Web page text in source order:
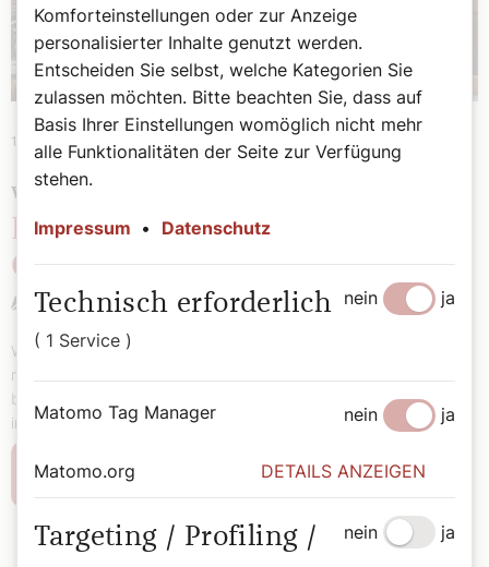
15. Jänner 2026 | Weltkirche
WELTVERFOLGUNGSINDEX 2026
Die gefährlichsten Länder für
Christen
Redaktion/KAP
Weltweit sind 388 Millionen Christen wegen ihres Glaubens
mindestens in hohem Maß von Verfolgung und Diskriminierung
betroffen. Das geht aus dem Weltverfolgungsindex 2026 des
internationalen Hilfswerks Open Doors hervor.
Weiterlesen
Komforteinstellungen oder zur Anzeige
personalisierter Inhalte genutzt werden.
Entscheiden Sie selbst, welche Kategorien Sie
zulassen möchten. Bitte beachten Sie, dass auf
Basis Ihrer Einstellungen womöglich nicht mehr
alle Funktionalitäten der Seite zur Verfügung
stehen.
Impressum • Datenschutz
Technisch erforderlich
( 1 Service )
nein ja
Matomo Tag Manager nein ja
Matomo.org DETAILS ANZEIGEN
Targeting / Profiling /
nein ja